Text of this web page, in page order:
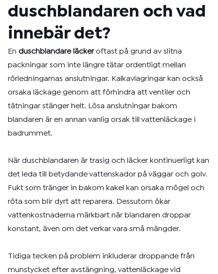
duschblandaren och vad
innebär det?
En duschblandare läckeroftast på grund av slitna
packningar som inte längre tätar ordentligt mellan
rörledningarnas anslutningar. Kalkavlagringar kan också
orsaka läckage genom att förhindra att ventiler och
tätningar stänger helt. Lösa anslutningar bakom
blandaren är en annan vanlig orsak till vattenläckage i
badrummet.
När duschblandaren är trasig och läcker kontinuerligt kan
det leda till betydande vattenskador på väggar och golv.
Fukt som tränger in bakom kakel kan orsaka mögel och
röta som blir dyrt att reparera. Dessutom ökar
vattenkostnaderna märkbart när blandaren droppar
konstant, även om det verkar vara små mängder.
Tidiga tecken på problem inkluderar droppande från
munstycket efter avstängning, vattenläckage vid